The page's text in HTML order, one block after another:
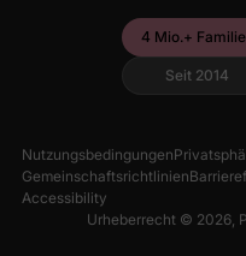
4 Mio.+
Seit 2014
Nutzungsbedingungen
Gemeinschaftsrichtlinien
Accessibility
Urheberrecht © 2026,